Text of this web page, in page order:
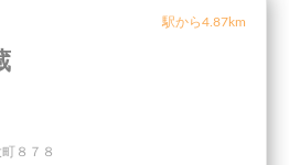
駅から4.87km
８７８